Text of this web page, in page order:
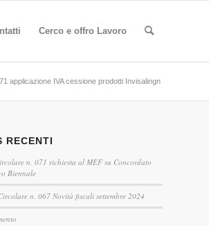
Cerco e offro Lavoro
applicazione IVA cessione prodotti Invisalingn
RECENTI
n. 071 richiesta al MEF su Concordato
Biennale
n. 067 Novità fiscali settembre 2024